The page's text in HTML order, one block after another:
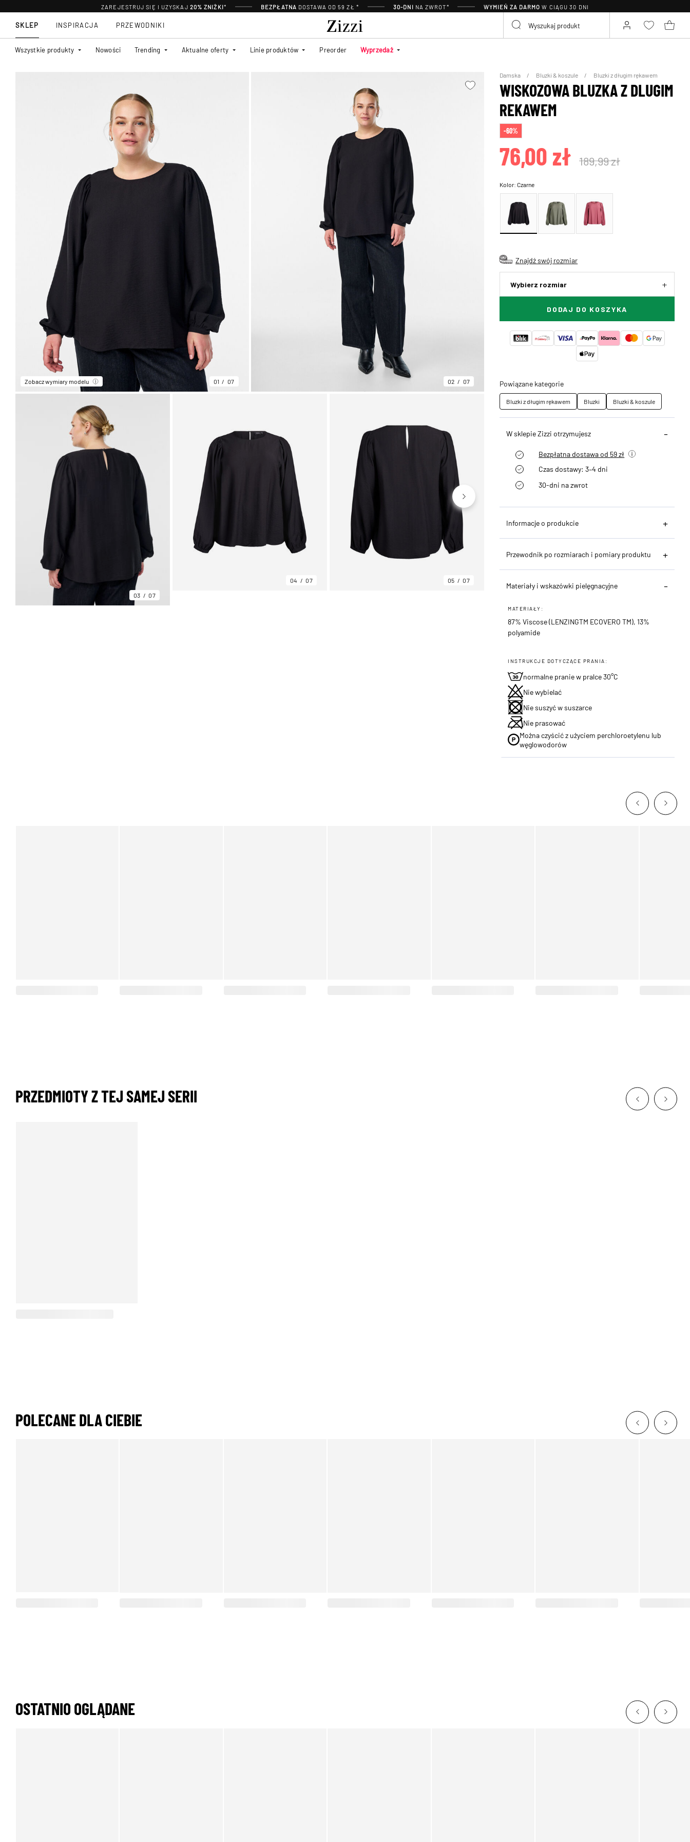
ZAREJESTRUJ SIĘ I UZYSKAJ 20% ZNIŻKI* BEZPŁATNA DOSTAWA OD 59 ZŁ * 30-DNI NA ZWROT* WYMIEŃ ZA DARMO W CIĄGU 30 DNI
SKLEP
Wszystkie produkty Nowości Trending Aktualne oferty Linie produktów Preorder Wyprzedaż
INSPIRACJA PRZEWODNIKI
Zobacz wymiary modelu 01 07 02 07
03 07
04 07 05 07
Damska Bluzki & koszule Bluzki z długim rękawem
WISKOZOWA BLUZKA Z DLUGIM
REKAWEM
-60%
76,00 zł 189,99 zł
Kolor:Czarne
Znajdź swój rozmiar
Wybierz rozmiar
DODAJ DO KOSZYKA
Powiązane kategorie
Bluzki z długim rękawem Bluzki Bluzki & koszule
W sklepie Zizzi otrzymujesz
Bezpłatna dostawa od 59 zł
Czas dostawy: 3–4 dni
30-dni na zwrot
Informacje o produkcie
Przewodnik po rozmiarach i pomiary produktu
Materiały i wskazówki pielęgnacyjne
MATERIAŁY:
87% Viscose (LENZINGTM ECOVERO TM), 13%
polyamide
INSTRUKCJE DOTYCZĄCE PRANIA:
normalne pranie w pralce 30°C
Nie wybielać
Nie suszyć w suszarce
Nie prasować
Można czyścić z użyciem perchloroetylenu lub
węglowodorów
PRZEDMIOTY Z TEJ SAMEJ SERII
POLECANE DLA CIEBIE
OSTATNIO OGLĄDANE